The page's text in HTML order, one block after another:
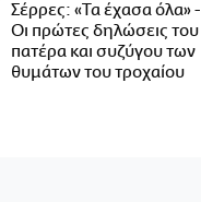
Σέρρες: «Τα έχασα όλα» -
Οι πρώτες δηλώσεις του
πατέρα και συζύγου των
θυμάτων του τροχαίου